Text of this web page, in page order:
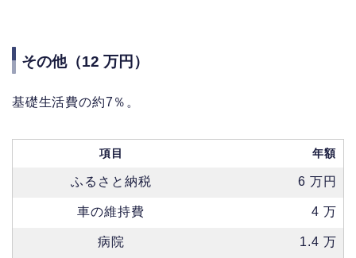
その他（12 万円）
基礎生活費の約7％。
項目 年額
ふるさと納税 6 万円
車の維持費 4 万
病院 1.4 万